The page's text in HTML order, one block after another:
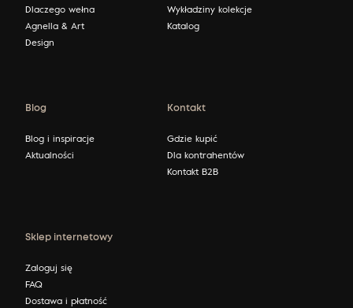
Dlaczego wełna
Agnella & Art
Design
Wykładziny kolekcje
Katalog
Blog
Blog i inspiracje
Aktualności
Kontakt
Gdzie kupić
Dla kontrahentów
Kontakt B2B
Sklep internetowy
Zaloguj się
FAQ
Dostawa i płatność